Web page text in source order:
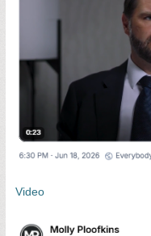
Video